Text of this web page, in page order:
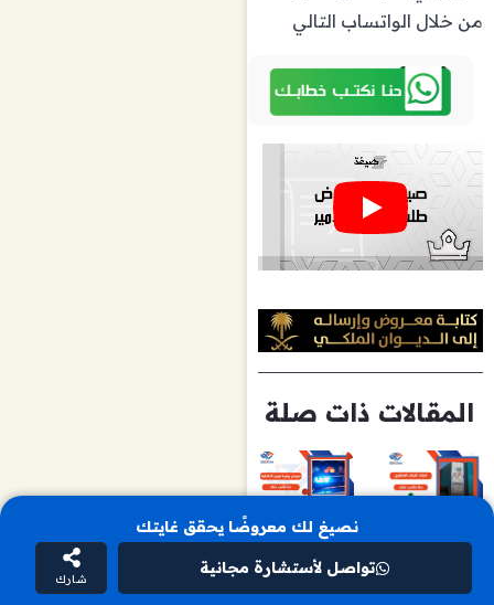
من خلال الواتساب التالي
المقالات ذات صلة
خطاب طلب
نموذج
نصيغ لك معروضًا يحقق غايتك
تواصل لأستشارة مجانية
شارك